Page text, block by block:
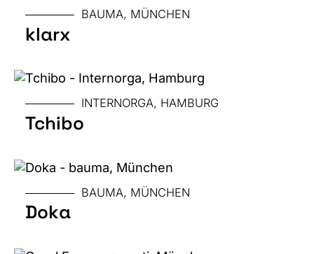
BAUMA, MÜNCHEN
klarx
LOCATION
GRÖSSE
INTERNORGA, HAMBURG
Tchibo
MESSE
GRÖSSE
BAUMA, MÜNCHEN
Doka
GRÖSSE